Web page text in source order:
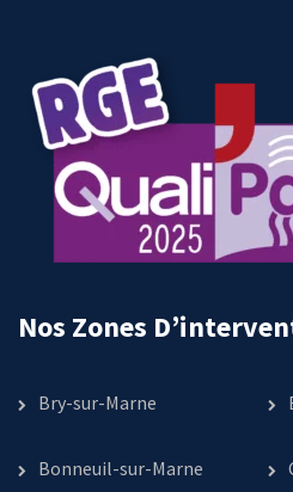
Nos Zones
Bry-sur-Marne
Bonneuil-sur-Marne